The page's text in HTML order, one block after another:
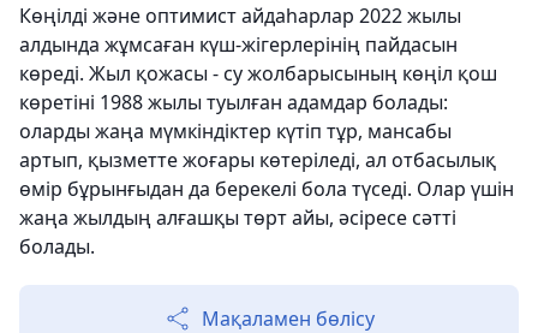
Көңілді және оптимист айдаһарлар 2022 жылы
алдында жұмсаған күш-жігерлерінің пайдасын
көреді. Жыл қожасы - су жолбарысының көңіл қош
көретіні 1988 жылы туылған адамдар болады:
оларды жаңа мүмкіндіктер күтіп тұр, мансабы
артып, қызметте жоғары көтеріледі, ал отбасылық
өмір бұрынғыдан да берекелі бола түседі. Олар үшін
жаңа жылдың алғашқы төрт айы, әсіресе сәтті
болады.
Мақаламен бөлісу